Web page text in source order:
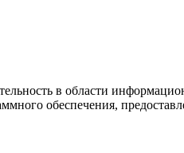
в области
обеспечения,